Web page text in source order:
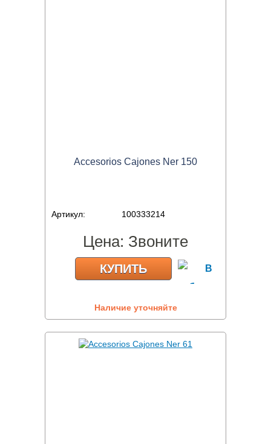
Accesorios Cajones Ner 150
Артикул: 100333214
Цена: Звоните
КУПИТЬ
Наличие уточняйте